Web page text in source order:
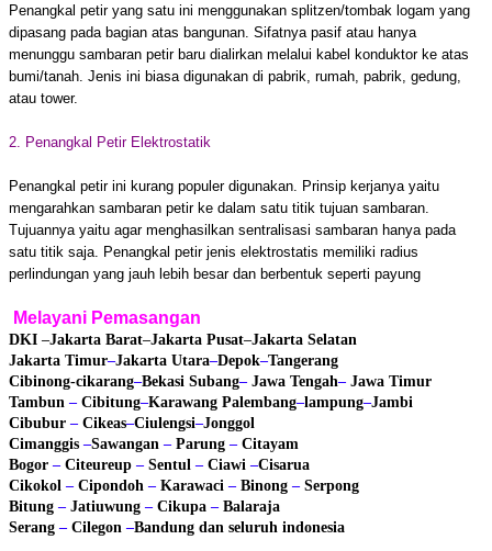
Penangkal petir yang satu ini menggunakan splitzen/tombak logam yang
dipasang pada bagian atas bangunan. Sifatnya pasif atau hanya
menunggu sambaran petir baru dialirkan melalui kabel konduktor ke atas
bumi/tanah. Jenis ini biasa digunakan di pabrik, rumah, pabrik, gedung,
atau tower.
2. Penangkal Petir Elektrostatik
Penangkal petir ini kurang populer digunakan. Prinsip kerjanya yaitu
mengarahkan sambaran petir ke dalam satu titik tujuan sambaran.
Tujuannya yaitu agar menghasilkan sentralisasi sambaran hanya pada
satu titik saja. Penangkal petir jenis elektrostatis memiliki radius
perlindungan yang jauh lebih besar dan berbentuk seperti payung
Melayani Pemasangan
DKI –Jakarta Barat–Jakarta Pusat–Jakarta Selatan
Jakarta Timur–Jakarta Utara–Depok–Tangerang
Cibinong-cikarang–Bekasi Subang– Jawa Tengah– Jawa Timur
Tambun – Cibitung–Karawang Palembang–lampung–Jambi
Cibubur – Cikeas–Ciulengsi–Jonggol
Cimanggis –Sawangan – Parung – Citayam
Bogor – Citeureup – Sentul – Ciawi –Cisarua
Cikokol – Cipondoh – Karawaci – Binong – Serpong
Bitung – Jatiuwung – Cikupa – Balaraja
Serang – Cilegon –Bandung dan seluruh indonesia